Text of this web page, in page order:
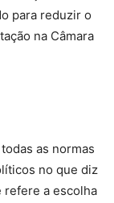
para reduzir o
na Câmara
as normas
no que diz
refere a escolha